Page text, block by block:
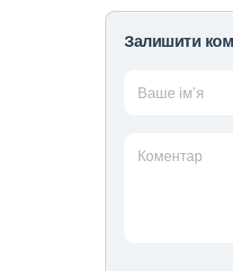
Залишити
Ваше ім’я
Коментар